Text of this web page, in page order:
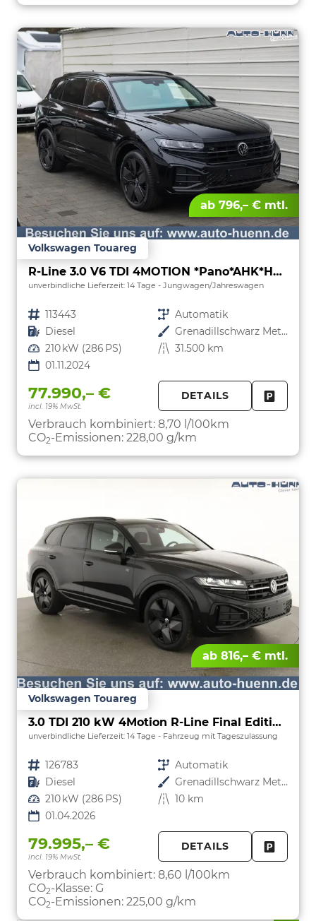
ab 796,– € mtl.
Volkswagen Touareg
R-Line 3.0 V6 TDI 4MOTION *Pano*AHK*HeadUp
unverbindliche Lieferzeit: 14 Tage Jungwagen/Jahreswagen
Fahrzeugnr. 113443 Getriebe Automatik
Kraftstoff Diesel Außenfarbe
Grenadillschwarz Metallic
Leistung 210 kW (286 PS) Kilometerstand 31.500 km
01.11.2024
77.990,– €
incl. 19% MwSt.
DETAILS
Verbrauch kombiniert: 8,70 l/100km
CO2-Emissionen: 228,00 g/km
ab 816,– € mtl.
Volkswagen Touareg
3.0 TDI 210 kW 4Motion R-Line Final Edition V6 Black Edition, HuD, Luft, Standheizung, Pano, Dynaudio, Leder, AHK, Navi, Side, Winter, 5 J.-Garantie
unverbindliche Lieferzeit: 14 Tage Fahrzeug mit Tageszulassung
Fahrzeugnr. 126783 Getriebe Automatik
Kraftstoff Diesel Außenfarbe
Grenadillschwarz Metallic
Leistung 210 kW (286 PS) Kilometerstand 10 km
01.04.2026
79.995,– €
incl. 19% MwSt.
DETAILS
Verbrauch kombiniert: 8,60 l/100km
CO2-Klasse: G
CO2-Emissionen: 225,00 g/km